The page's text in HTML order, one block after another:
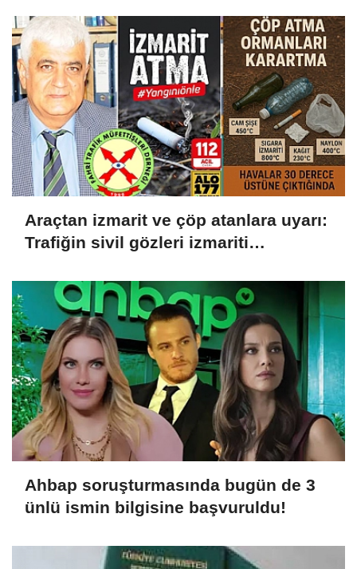
Hukuksuzdur’
Araçtan izmarit ve çöp atanlara uyarı:
Trafiğin sivil gözleri izmariti
Ahbap soruşturmasında bugün de 3
ünlü ismin bilgisine başvuruldu!